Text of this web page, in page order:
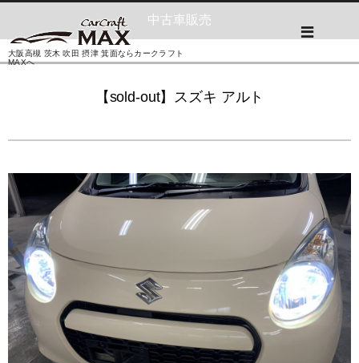
大阪高槻 茨木 吹田 摂津 箕面ならカークラフト
MAXへ
中古車販売
【sold-out】スズキ アルト